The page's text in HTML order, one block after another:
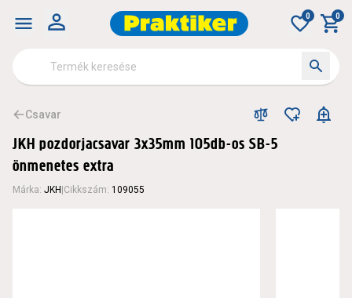
0 0
Csavar
JKH pozdorjacsavar 3x35mm 105db-os SB-5
önmenetes extra
Márka: JKH Cikkszám: 109055